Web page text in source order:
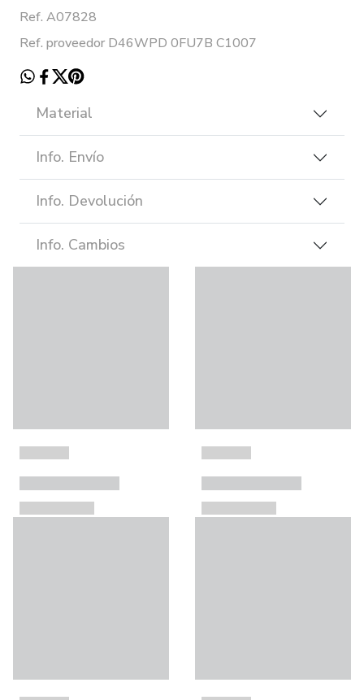
Ref. A07828
Ref. proveedor D46WPD 0FU7B C1007
Material
Info. Envío
Info. Devolución
Info. Cambios